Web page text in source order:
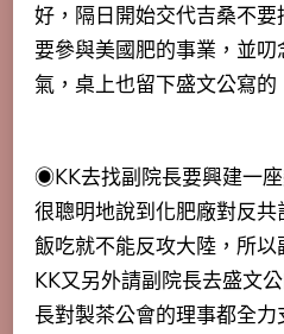
好，隔日開始交代吉桑不
要參與美國肥的事業，並
氣，桌上也留下盛文公寫的
◉KK去找副院長要興建一
很聰明地說到化肥廠對反
飯吃就不能反攻大陸，所
KK又另外請副院長去盛文
長對製茶公會的理事都全